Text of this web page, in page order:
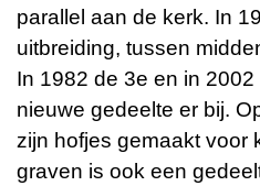
parallel aan de kerk. In
uitbreiding, tussen
In 1982 de 3e en in
nieuwe gedeelte er bij.
zijn hofjes gemaakt voor
graven is ook een